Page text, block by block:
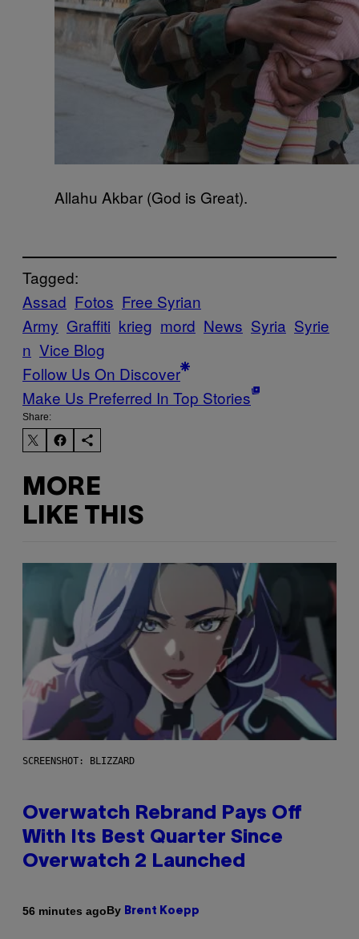
Allahu Akbar (God is Great).
Tagged:
Assad Fotos Free Syrian
Army Graffiti krieg mord News Syria Syrie
n Vice Blog
Follow Us On Discover
Make Us Preferred In Top Stories
Share:
MORE
LIKE THIS
SCREENSHOT: BLIZZARD
Overwatch Rebrand Pays Off
With Its Best Quarter Since
Overwatch 2 Launched
56 minutes agoBy Brent Koepp